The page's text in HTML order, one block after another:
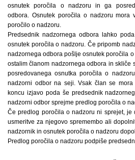
osnutek poročila o nadzoru in ga
odbora. Osnutek poročila o nadzoru mora
poročilo o nadzoru.
Predsednik nadzornega odbora lahko
osnutek poročila o nadzoru. Če pripomb
nadzornega odbora pošlje osnutek poročila
ostalim članom nadzornega odbora in skliče
posredovanega osnutka poročila o
nadzorni odbor na seji. Vsak član se
koncu izjavo poda še predsednik
nadzorni odbor sprejme predlog poročila o
Če predlog poročila o nadzoru ni sprejet, je
usmeritve za njegovo spremembo ali
nadzornik in osnutek poročila o nadzoru
Predlog poročila o nadzoru podpiše